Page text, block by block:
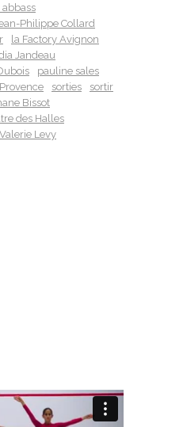
Philippe Collard
la Factory Avignon
Jandeau
pauline sales
sorties
sortir
Bissot
des Halles
Valerie Levy